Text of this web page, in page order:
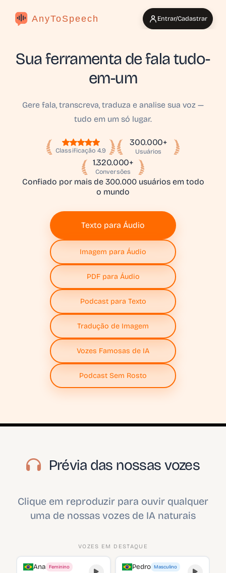
AnyToSpeech Entrar/Cadastrar
Sua ferramenta de fala tudo-
em-um
Gere fala, transcreva, traduza e analise sua voz —
tudo em um só lugar.
Classificação 4.9
300.000+
Usuários
1.320.000+
Conversões
Confiado por mais de 300.000 usuários em todo
o mundo
Texto para Áudio
Imagem para Áudio
PDF para Áudio
Podcast para Texto
Tradução de Imagem
Vozes Famosas de IA
Podcast Sem Rosto
Prévia das nossas vozes
Clique em reproduzir para ouvir qualquer
uma de nossas vozes de IA naturais
VOZES EM DESTAQUE
Ana Feminino Pedro Masculino